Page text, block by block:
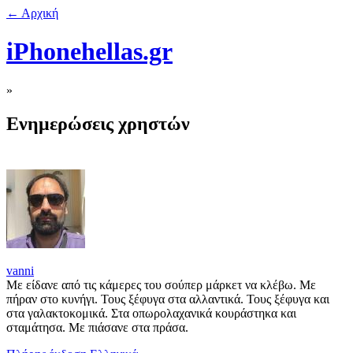
← Αρχική
iPhonehellas.gr
»
Ενημερώσεις χρηστών
vanni
Με είδανε από τις κάμερες του σούπερ μάρκετ να κλέβω. Με
πήραν στο κυνήγι. Τους ξέφυγα στα αλλαντικά. Τους ξέφυγα και
στα γαλακτοκομικά. Στα οπωρολαχανικά κουράστηκα και
σταμάτησα. Με πιάσανε στα πράσα.